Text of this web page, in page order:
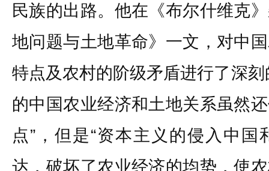
民族的出路。他在《布尔什维克
地问题与土地革命》一文，对中
特点及农村的阶级矛盾进行了深
的中国农业经济和土地关系虽然
点”，但是“资本主义的侵入中
达，破坏了农业经济的均势，使